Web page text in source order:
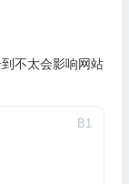
不太会影响网站
B1